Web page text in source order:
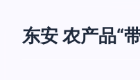
东安 农产品“